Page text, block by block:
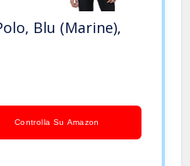
Blu (Marine),
Controlla Su Amazon